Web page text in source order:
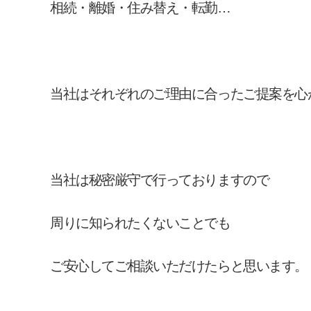
相続・離婚・住み替え・転勤…
当社はそれぞれのご理由に合ったご提案を心
当社は秘密厳守で行っておりますので
周りに知られたくないことでも
ご安心してご相談いただけたらと思います。